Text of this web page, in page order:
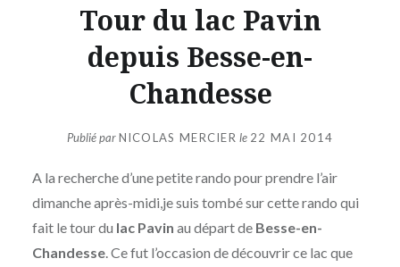
Tour du lac Pavin
depuis Besse-en-
Chandesse
Publié parNICOLAS MERCIER le 22 MAI 2014
A la recherche d’une petite rando pour prendre l’air
dimanche après-midi,je suis tombé sur cette rando qui
fait le tour du lac Pavin au départ de Besse-en-
Chandesse. Ce fut l’occasion de découvrir ce lac que